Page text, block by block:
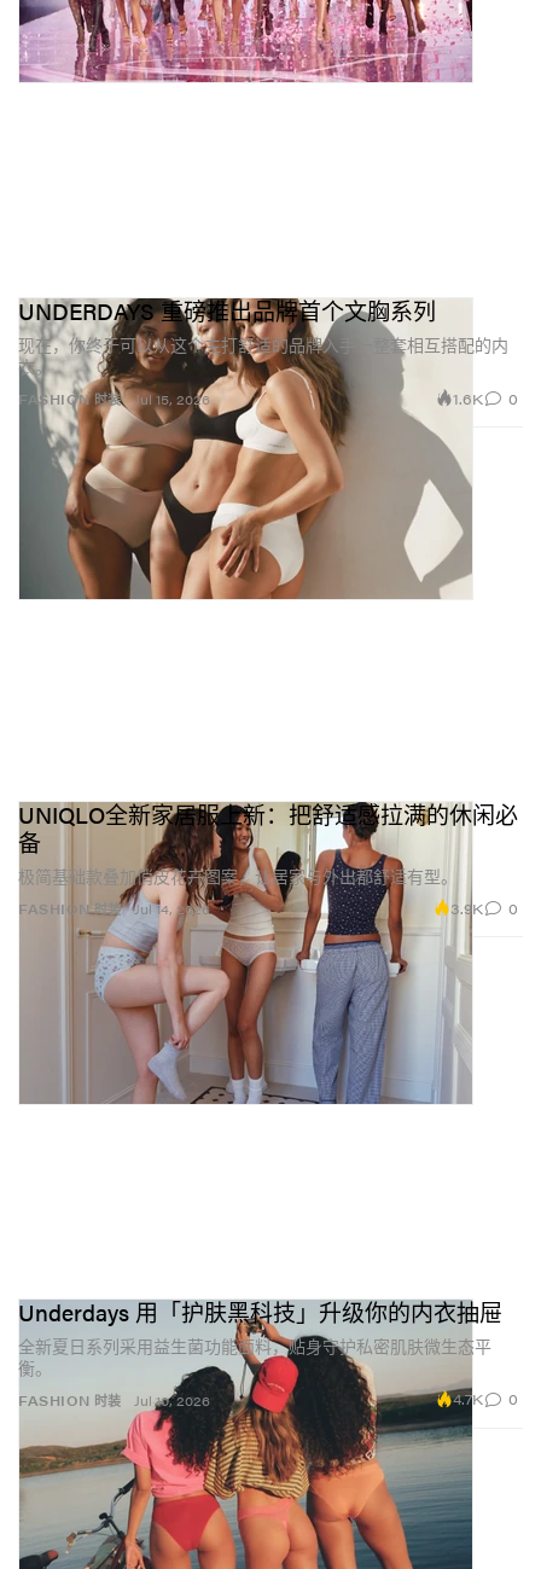
FASHION 时装
UNDERDAYS 重磅推出品牌首个文胸系列
现在，你终于可以从这个主打舒适的品牌入手一整套相互搭配的内
衣。
Jul 15, 2026 1.6K 0
FASHION 时装
UNIQLO全新家居服上新：把舒适感拉满的休闲必
备
极简基础款叠加俏皮花卉图案，让居家与外出都舒适有型。
Jul 14, 2026 3.9K 0
FASHION 时装
Underdays 用「护肤黑科技」升级你的内衣抽屉
全新夏日系列采用益生菌功能面料，贴身守护私密肌肤微生态平
衡。
Jul 10, 2026 4.7K 0